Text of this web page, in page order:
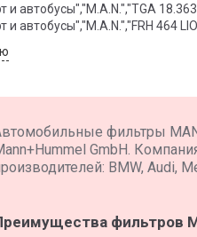
и автобусы","M.A.N.","TGA
и автобусы","M.A.N.","FRH 464
фильтры
GmbH.
BMW, Audi,
фильтров